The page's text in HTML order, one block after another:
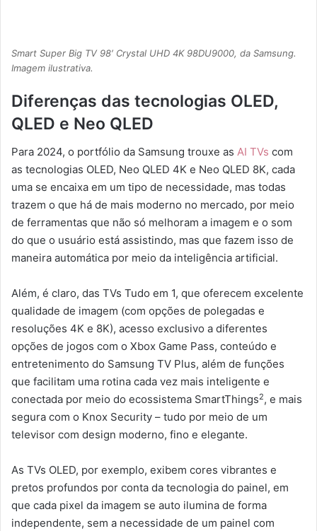
Smart Super Big TV 98′ Crystal UHD 4K 98DU9000, da Samsung.
Imagem ilustrativa.
Diferenças das tecnologias OLED,
QLED e Neo QLED
Para 2024, o portfólio da Samsung trouxe as AI TVs com
as tecnologias OLED, Neo QLED 4K e Neo QLED 8K, cada
uma se encaixa em um tipo de necessidade, mas todas
trazem o que há de mais moderno no mercado, por meio
de ferramentas que não só melhoram a imagem e o som
do que o usuário está assistindo, mas que fazem isso de
maneira automática por meio da inteligência artificial.
Além, é claro, das TVs Tudo em 1, que oferecem excelente
qualidade de imagem (com opções de polegadas e
resoluções 4K e 8K), acesso exclusivo a diferentes
opções de jogos com o Xbox Game Pass, conteúdo e
entretenimento do Samsung TV Plus, além de funções
que facilitam uma rotina cada vez mais inteligente e
conectada por meio do ecossistema SmartThings2, e mais
segura com o Knox Security – tudo por meio de um
televisor com design moderno, fino e elegante.
As TVs OLED, por exemplo, exibem cores vibrantes e
pretos profundos por conta da tecnologia do painel, em
que cada pixel da imagem se auto ilumina de forma
independente, sem a necessidade de um painel com